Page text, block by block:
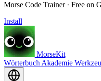
Morse Code Trainer · Free on
Install
MorseKit
Wörterbuch Akademie